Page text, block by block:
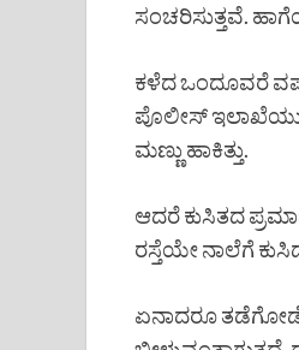
ಸಂಚರಿಸುತ್ತವೆ.
ಕಳೆದ ಒಂದೂವರೆ
ಪೊಲೀಸ್ ಇಲಾಖೆಯು
ಮಣ್ಣು ಹಾಕಿತ್ತು.
ಆದರೆ ಕುಸಿತದ
ರಸ್ತೆಯೇ ನಾಲೆಗೆ
ಏನಾದರೂ ತಡೆಗೋಡೆ